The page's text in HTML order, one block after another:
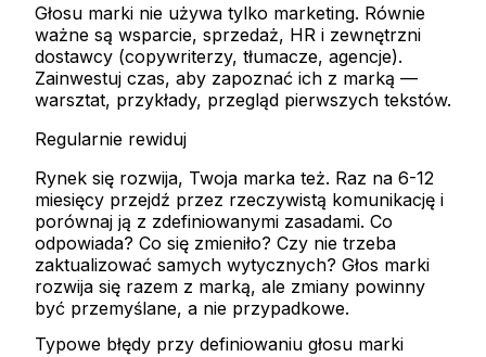
Głosu marki nie używa tylko marketing. Równie
ważne są wsparcie, sprzedaż, HR i zewnętrzni
dostawcy (copywriterzy, tłumacze, agencje).
Zainwestuj czas, aby zapoznać ich z marką —
warsztat, przykłady, przegląd pierwszych tekstów.
Regularnie rewiduj
Rynek się rozwija, Twoja marka też. Raz na 6-12
miesięcy przejdź przez rzeczywistą komunikację i
porównaj ją z zdefiniowanymi zasadami. Co
odpowiada? Co się zmieniło? Czy nie trzeba
zaktualizować samych wytycznych? Głos marki
rozwija się razem z marką, ale zmiany powinny
być przemyślane, a nie przypadkowe.
Typowe błędy przy definiowaniu głosu marki